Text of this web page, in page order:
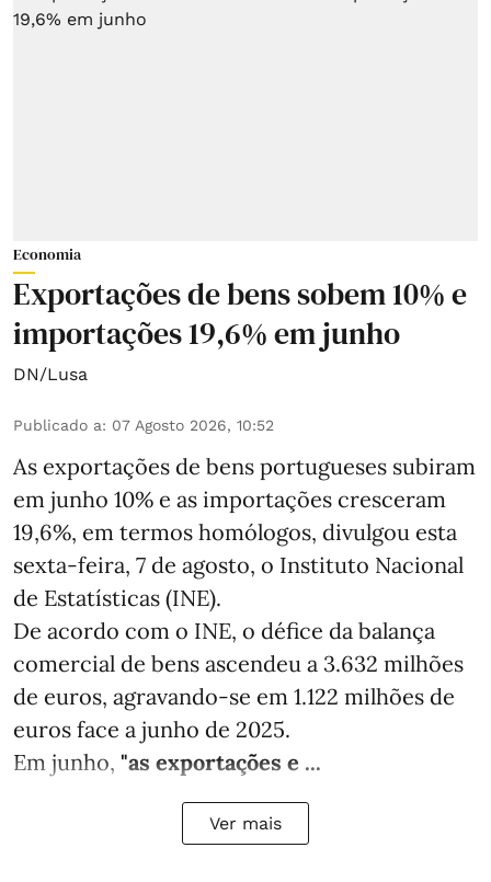
Economia
Exportações de bens sobem 10% e
importações 19,6% em junho
DN/Lusa
Publicado a: 07 Agosto 2026, 10:52
As exportações de bens portugueses subiram
em junho 10% e as importações cresceram
19,6%, em termos homólogos, divulgou esta
sexta-feira, 7 de agosto, o Instituto Nacional
de Estatísticas (INE).
De acordo com o INE, o défice da balança
comercial de bens ascendeu a 3.632 milhões
de euros, agravando-se em 1.122 milhões de
euros face a junho de 2025.
Em junho, "as exportações e ...
Ver mais